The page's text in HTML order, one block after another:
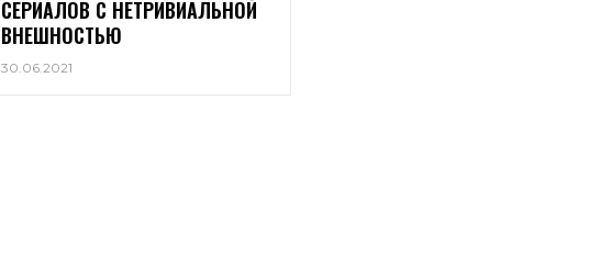
СЕРИАЛОВ С НЕТРИВИАЛЬНОЙ
ВНЕШНОСТЬЮ
30.06.2021